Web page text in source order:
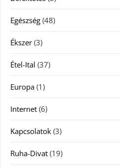
Egészség (48)
Ékszer (3)
Étel-Ital (37)
Europa (1)
Internet (6)
Kapcsolatok (3)
Ruha-Divat (19)